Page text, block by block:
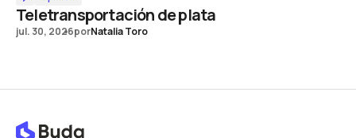
Teletransportación de plata
jul. 30, 2026porNatalia Toro